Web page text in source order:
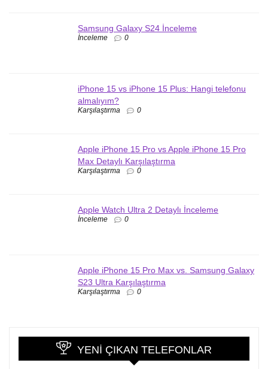
Samsung Galaxy S24 İnceleme
İnceleme 0
iPhone 15 vs iPhone 15 Plus: Hangi telefonu
almalıyım?
Karşılaştırma 0
Apple iPhone 15 Pro vs Apple iPhone 15 Pro
Max Detaylı Karşılaştırma
Karşılaştırma 0
Apple Watch Ultra 2 Detaylı İnceleme
İnceleme 0
Apple iPhone 15 Pro Max vs. Samsung Galaxy
S23 Ultra Karşılaştırma
Karşılaştırma 0
YENI ÇIKAN TELEFONLAR